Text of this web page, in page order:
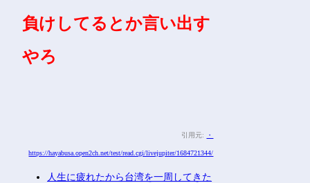
負けしてるとか言い出す
やろ
引用元: ・
https://hayabusa.open2ch.net/test/read.cgi/livejupiter/1684721344/
人生に疲れたから台湾を一周してきた